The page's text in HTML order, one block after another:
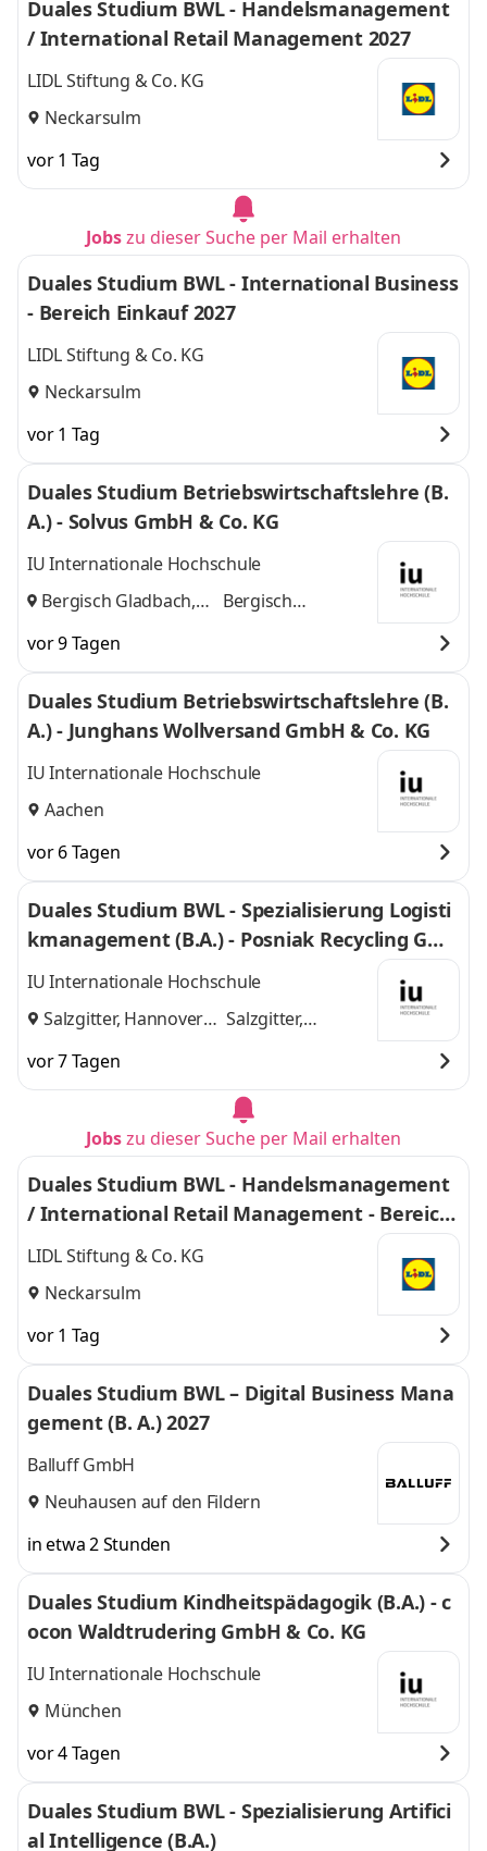
Duales Studium BWL - Handelsmanagement
/ International Retail Management 2027
LIDL Stiftung & Co. KG
Neckarsulm
vor 1 Tag
Jobszu dieser Suche per Mail erhalten
Duales Studium BWL - International Business
- Bereich Einkauf 2027
LIDL Stiftung & Co. KG
Neckarsulm
vor 1 Tag
Duales Studium Betriebswirtschaftslehre (B.
A.) - Solvus GmbH & Co. KG
IU Internationale Hochschule
Bergisch Gladbach,
Bergisch
vor 9 Tagen
Duales Studium Betriebswirtschaftslehre (B.
A.) - Junghans Wollversand GmbH & Co. KG
IU Internationale Hochschule
Aachen
vor 6 Tagen
Duales Studium BWL - Spezialisierung Logisti
kmanagement (B.A.) - Posniak Recycling Gmb
H
IU Internationale Hochschule
Salzgitter, Hannover
Salzgitter,
vor 7 Tagen
Jobszu dieser Suche per Mail erhalten
Duales Studium BWL - Handelsmanagement
/ International Retail Management - Bereich
Einkauf 2027
LIDL Stiftung & Co. KG
Neckarsulm
vor 1 Tag
Duales Studium BWL – Digital Business Mana
gement (B. A.) 2027
Balluff GmbH
Neuhausen auf den Fildern
in etwa 2 Stunden
Duales Studium Kindheitspädagogik (B.A.) - c
ocon Waldtrudering GmbH & Co. KG
IU Internationale Hochschule
München
vor 4 Tagen
Duales Studium BWL - Spezialisierung Artifici
al Intelligence (B.A.)